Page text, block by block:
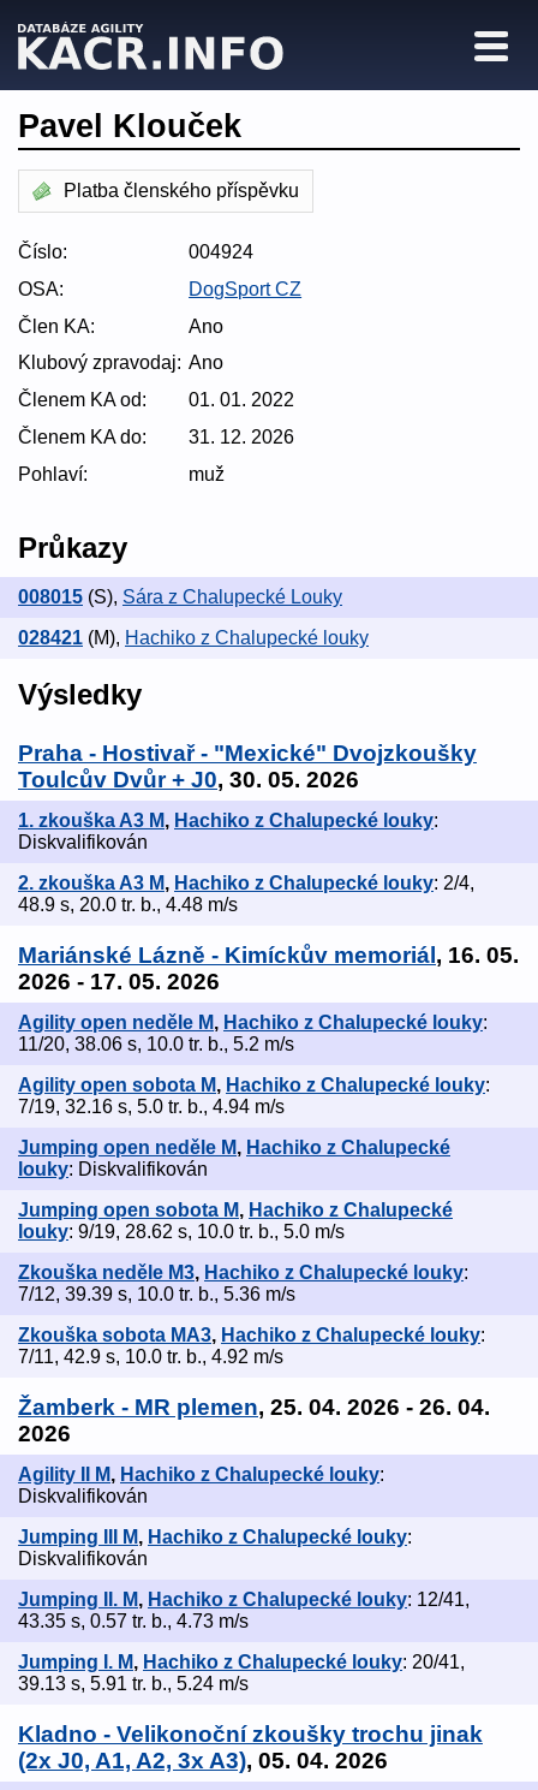
Pavel Klouček
Platba členského příspěvku
Číslo:
004924
OSA:
DogSport CZ
Člen KA:
Ano
Klubový zpravodaj: Ano
Členem KA od:
01. 01. 2022
Členem KA do:
31. 12. 2026
Pohlaví:
muž
Průkazy
008015 (S), Sára z Chalupecké Louky
028421 (M), Hachiko z Chalupecké louky
Výsledky
Praha - Hostivař - "Mexické" Dvojzkoušky
Toulcův Dvůr + J0, 30. 05. 2026
1. zkouška A3 M, Hachiko z Chalupecké louky:
Diskvalifikován
2. zkouška A3 M, Hachiko z Chalupecké louky: 2/4,
48.9 s, 20.0 tr. b., 4.48 m/s
Mariánské Lázně - Kimíckův memoriál , 16. 05.
2026 - 17. 05. 2026
Agility open neděle M, Hachiko z Chalupecké louky:
11/20, 38.06 s, 10.0 tr. b., 5.2 m/s
Agility open sobota M, Hachiko z Chalupecké louky:
7/19, 32.16 s, 5.0 tr. b., 4.94 m/s
Jumping open neděle M, Hachiko z Chalupecké
louky: Diskvalifikován
Jumping open sobota M, Hachiko z Chalupecké
louky: 9/19, 28.62 s, 10.0 tr. b., 5.0 m/s
Zkouška neděle M3, Hachiko z Chalupecké louky:
7/12, 39.39 s, 10.0 tr. b., 5.36 m/s
Zkouška sobota MA3, Hachiko z Chalupecké louky:
7/11, 42.9 s, 10.0 tr. b., 4.92 m/s
Žamberk - MR plemen, 25. 04. 2026 - 26. 04.
2026
Agility II M, Hachiko z Chalupecké louky:
Diskvalifikován
Jumping III M, Hachiko z Chalupecké louky:
Diskvalifikován
Jumping II. M, Hachiko z Chalupecké louky: 12/41,
43.35 s, 0.57 tr. b., 4.73 m/s
Jumping I. M, Hachiko z Chalupecké louky: 20/41,
39.13 s, 5.91 tr. b., 5.24 m/s
Kladno - Velikonoční zkoušky trochu jinak
(2x J0, A1, A2, 3x A3), 05. 04. 2026